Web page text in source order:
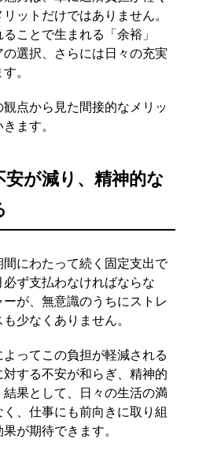
ットだけではありません。
ことで生まれる「余裕」
選択、さらには日々の充実
。
点から見た間接的なメリッ
ます。
が減り、精神的な
にわたって続く固定支出で
ず支払わなければならな
が、無意識のうちにストレ
少なくありません。
ってこの負担が軽減される
する不安が和らぎ、精神的
果として、日々の生活の満
、仕事にも前向きに取り組
が期待できます。